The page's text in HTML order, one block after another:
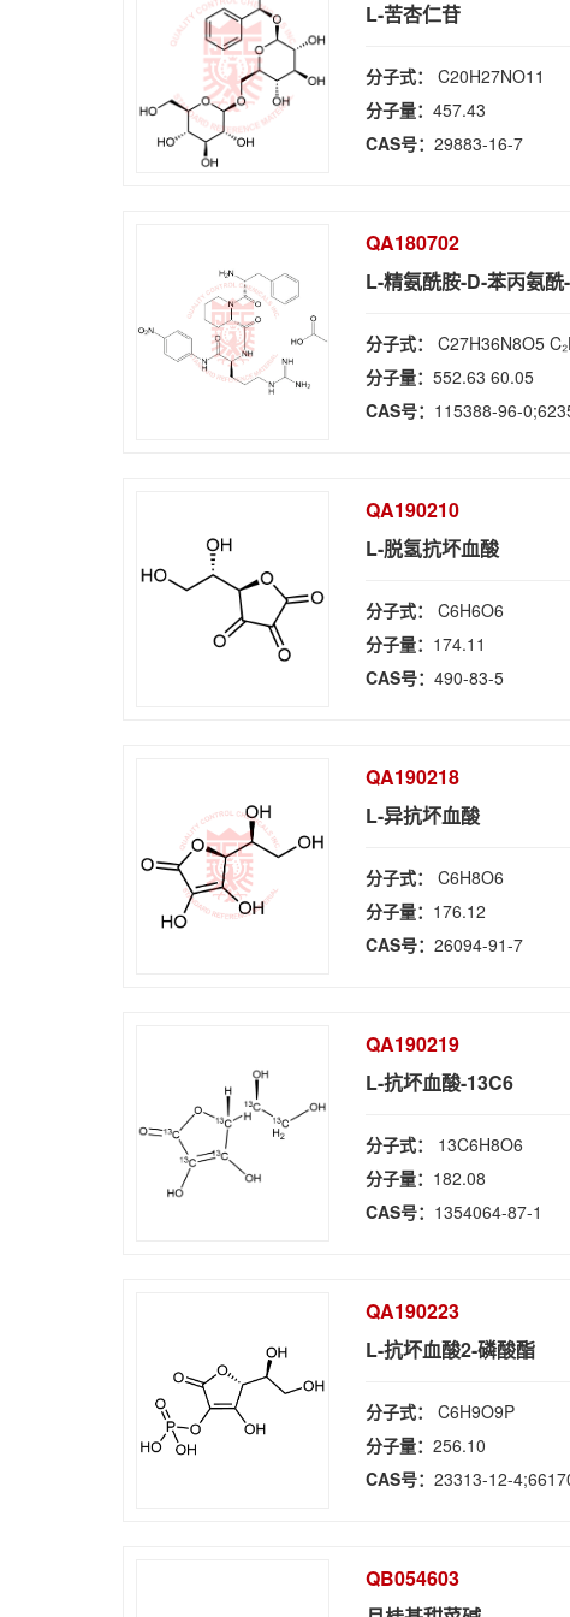
L-苦杏仁苷
分子式：C20H27NO11
分子量：457.43
CAS号：29883-16-7
QA180702
L-精氨酰胺-D-苯丙氨
分子式：C27H36N8O5
分子量：552.63 60.05
CAS号： 115388-96-
QA190210
L-脱氢抗坏血酸
分子式：C6H6O6
分子量： 174.11
CAS号：490-83-5
QA190218
L-异抗坏血酸
分子式：C6H8O6
分子量： 176.12
CAS号：26094-91-7
QA190219
L-抗坏血酸-13C6
分子式： 13C6H8O6
分子量： 182.08
CAS号： 1354064-87-1
QA190223
L-抗坏血酸2-磷酸酯
分子式：C6H9O9P
分子量：256.10
CAS号：23313-12-
QB054603